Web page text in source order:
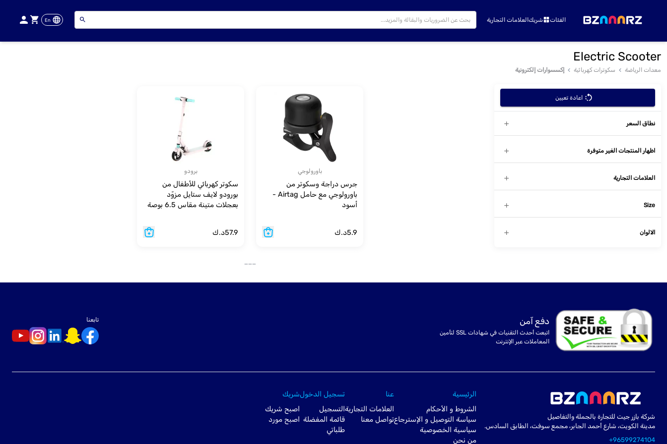
الفئات شريكالعلامات التجارية En
Electric Scooter
معدات الرياضة سكوترات كهربائية إكسسوارات إلكترونية
باورولوجي
جرس دراجة وسكوتر من
باورولوجي مع حامل Airtag -
أسود
5.9د.ك
برودو
سكوتر كهربائي للأطفال من
بورودو لايف ستايل مزوّد
بعجلات متينة مقاس 6.5 بوصة
57.9د.ك
___
اعادة تعيين
نطاق السعر
اظهار المنتجات الغير متوفرة
العلامات التجارية
Size
الالوان
دفع آمن
اتبعت أحدث التقنيات في شهادات SSL لتأمين
المعاملات عبر الإنترنت
تابعنا
شركة بازر جيت للتجارة بالجملة والتفاصيل
مدينة الكويت، شارع أحمد الجابر، مجمع سوفت، الطابق السادس.
+96599274104
الرئيسية
الشروط و الأحكام
سياسة التوصيل و الإسترجاع
سياسية الخصوصية
من نحن
عنا
العلامات التجارية
تواصل معنا
تسجيل الدخول
التسجيل
قائمة المفضلة
طلباتي
شريك
اصبح شريك
اصبح مورد